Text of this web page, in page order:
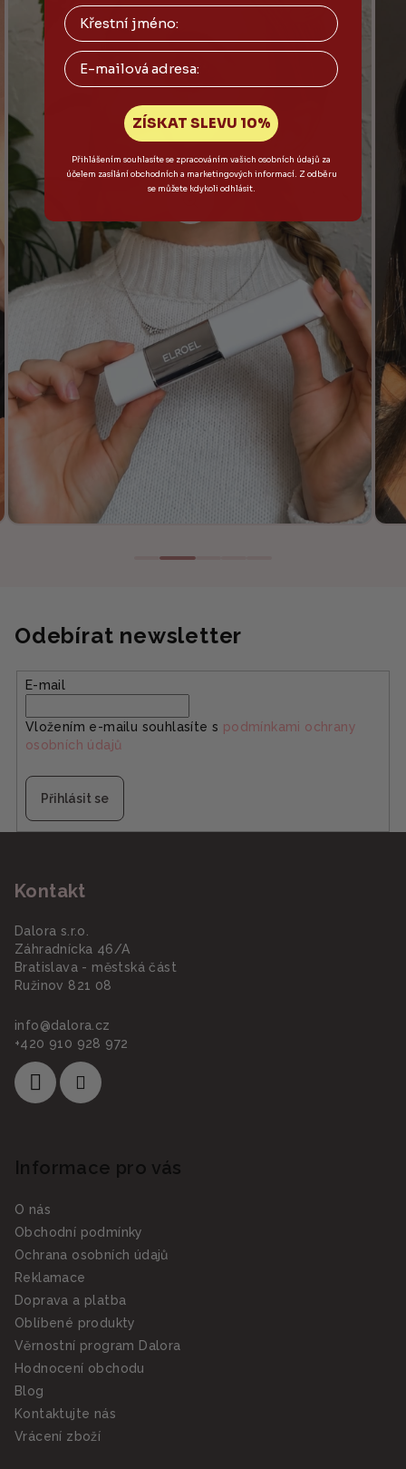
Odebírat newsletter
E-mail
Vložením e-mailu souhlasíte s podmínkami ochrany
osobních údajů
Přihlásit se
Kontakt
Dalora s.r.o.
Záhradnícka 46/A
Bratislava - městská část
Ružinov 821 08
info@dalora.cz
+420 910 928 972
Informace pro vás
O nás
Obchodní podmínky
Ochrana osobních údajů
Reklamace
Doprava a platba
Oblíbené produkty
Věrnostní program Dalora
Hodnocení obchodu
Blog
Kontaktujte nás
Vrácení zboží
Email
ZÍSKAT SLEVU 10%
Přihlášením souhlasíte se zpracováním vašich osobních údajů za
účelem zasílání obchodních a marketingových informací. Z odběru
se můžete kdykoli odhlásit.